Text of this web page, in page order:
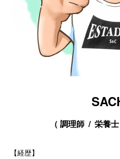
（ 調理師 / 栄養
【経歴】